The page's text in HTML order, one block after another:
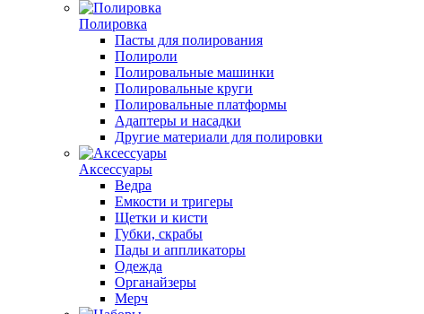
Полировка
Пасты для полирования
Полироли
Полировальные машинки
Полировальные круги
Полировальные платформы
Адаптеры и насадки
Другие материали для полировки
Аксессуары
Ведра
Емкости и тригеры
Щетки и кисти
Губки, скрабы
Пады и аппликаторы
Одежда
Органайзеры
Мерч